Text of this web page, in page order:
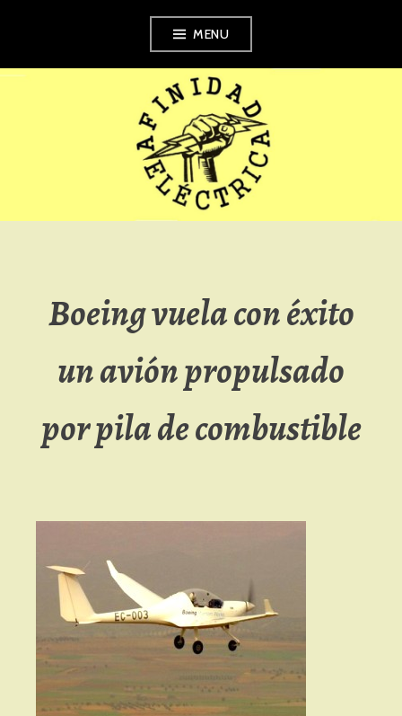
content
MENU
AFINIDAD
ELÉCTRICA
Boeing vuela con éxito
un avión propulsado
por pila de combustible